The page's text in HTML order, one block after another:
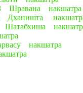
Шравана накшатра
Дханишта
накшатра